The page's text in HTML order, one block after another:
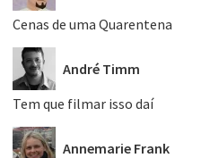
Cenas de uma Quarentena
André Timm
Tem que filmar isso daí
Annemarie Frank